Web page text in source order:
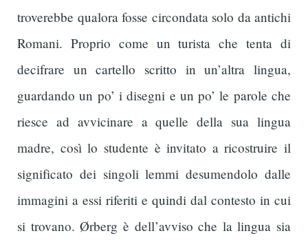
troverebbe qualora fosse circondata solo da antichi
Romani. Proprio come un turista che tenta di
decifrare un cartello scritto in un’altra lingua,
guardando un po’ i disegni e un po’ le parole che
riesce ad avvicinare a quelle della sua lingua
madre, così lo studente è invitato a ricostruire il
significato dei singoli lemmi desumendolo dalle
immagini a essi riferiti e quindi dal contesto in cui
si trovano. Ørberg è dell’avviso che la lingua sia